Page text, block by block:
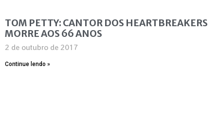
TOM PETTY: CANTOR DOS HEARTBREAKERS
MORRE AOS 66 ANOS
2 de outubro de 2017
Continue lendo »